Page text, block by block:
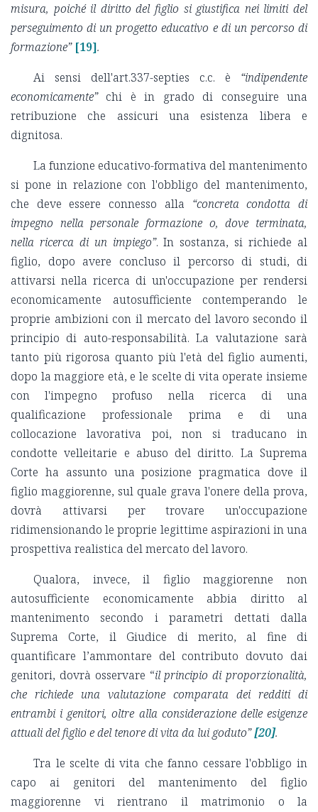
misura, poiché il diritto del figlio si giustifica nei limiti del
perseguimento di un progetto educativo e di un percorso di
formazione” [19].
Ai sensi dell'art.337-septies c.c. è “indipendente
economicamente”chi è in grado di conseguire una
retribuzione che assicuri una esistenza libera e
dignitosa.
La funzione educativo-formativa del mantenimento
si pone in relazione con l'obbligo del mantenimento,
che deve essere connesso alla “concreta condotta di
impegno nella personale formazione o, dove terminata,
nella ricerca di un impiego”. In sostanza, si richiede al
figlio, dopo avere concluso il percorso di studi, di
attivarsi nella ricerca di un'occupazione per rendersi
economicamente autosufficiente contemperando le
proprie ambizioni con il mercato del lavoro secondo il
principio di auto-responsabilità. La valutazione sarà
tanto più rigorosa quanto più l'età del figlio aumenti,
dopo la maggiore età, e le scelte di vita operate insieme
con l'impegno profuso nella ricerca di una
qualificazione professionale prima e di una
collocazione lavorativa poi, non si traducano in
condotte velleitarie e abuso del diritto. La Suprema
Corte ha assunto una posizione pragmatica dove il
figlio maggiorenne, sul quale grava l'onere della prova,
dovrà attivarsi per trovare un'occupazione
ridimensionando le proprie legittime aspirazioni in una
prospettiva realistica del mercato del lavoro.
Qualora, invece, il figlio maggiorenne non
autosufficiente economicamente abbia diritto al
mantenimento secondo i parametri dettati dalla
Suprema Corte, il Giudice di merito, al fine di
quantificare l’ammontare del contributo dovuto dai
genitori, dovrà osservare “il principio di proporzionalità,
che richiede una valutazione comparata dei redditi di
entrambi i genitori, oltre alla considerazione delle esigenze
attuali del figlio e del tenore di vita da lui goduto”[20].
Tra le scelte di vita che fanno cessare l'obbligo in
capo ai genitori del mantenimento del figlio
maggiorenne vi rientrano il matrimonio o la